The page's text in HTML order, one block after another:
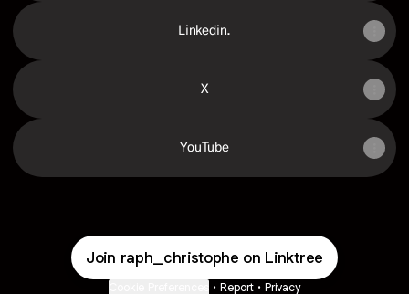
Linkedin.
X
YouTube
Join raph_christophe on Linktree
• Report • Privacy